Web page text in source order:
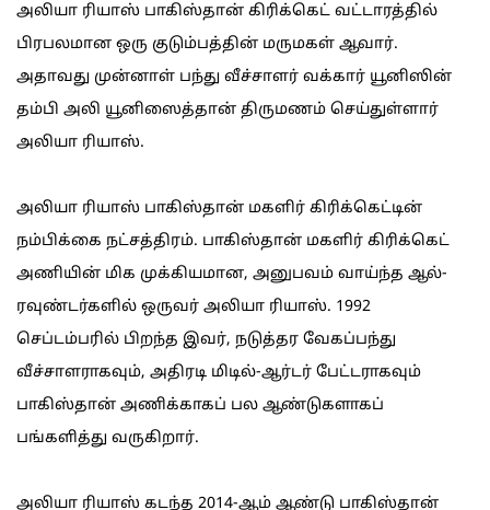
அலியா ரியாஸ் பாகிஸ்தான் கிரிக்கெட் வட்டாரத்தில்
பிரபலமான ஒரு குடும்பத்தின் மருமகள் ஆவார்.
அதாவது முன்னாள் பந்து வீச்சாளர் வக்கார் யூனிஸின்
தம்பி அலி யூனிஸைத்தான் திருமணம் செய்துள்ளார்
அலியா ரியாஸ்.
அலியா ரியாஸ் பாகிஸ்தான் மகளிர் கிரிக்கெட்டின்
நம்பிக்கை நட்சத்திரம். பாகிஸ்தான் மகளிர் கிரிக்கெட்
அணியின் மிக முக்கியமான, அனுபவம் வாய்ந்த ஆல்-
ரவுண்டர்களில் ஒருவர் அலியா ரியாஸ். 1992
செப்டம்பரில் பிறந்த இவர், நடுத்தர வேகப்பந்து
வீச்சாளராகவும், அதிரடி மிடில்-ஆர்டர் பேட்டராகவும்
பாகிஸ்தான் அணிக்காகப் பல ஆண்டுகளாகப்
பங்களித்து வருகிறார்.
அலியா ரியாஸ் கடந்த 2014-ஆம் ஆண்டு பாகிஸ்தான்